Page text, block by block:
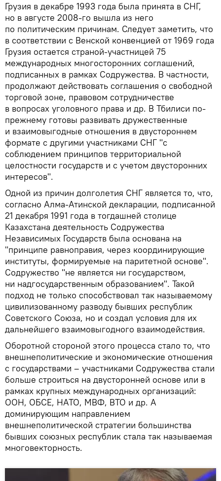
Грузия в декабре 1993 года была принята в СНГ,
но в августе 2008-го вышла из него
по политическим причинам. Следует заметить, что
в соответствии с Венской конвенцией от 1969 года
Грузия остается страной-участницей 75
международных многосторонних соглашений,
подписанных в рамках Содружества. В частности,
продолжают действовать соглашения о свободной
торговой зоне, правовом сотрудничестве
в вопросах уголовного права и др. В Тбилиси по-
прежнему готовы развивать дружественные
и взаимовыгодные отношения в двустороннем
формате с другими участниками СНГ "с
соблюдением принципов территориальной
целостности государств и с учетом двусторонних
интересов".
Одной из причин долголетия СНГ является то, что,
согласно Алма-Атинской декларации, подписанной
21 декабря 1991 года в тогдашней столице
Казахстана деятельность Содружества
Независимых Государств была основана на
"принципе равноправия, через координирующие
институты, формируемые на паритетной основе".
Содружество "не является ни государством,
ни надгосударственным образованием". Такой
подход не только способствовал так называемому
цивилизованному разводу бывших республик
Советского Союза, но и создал условия для их
дальнейшего взаимовыгодного взаимодействия.
Оборотной стороной этого процесса стало то, что
внешнеполитические и экономические отношения
с государствами – участниками Содружества стали
больше строиться на двусторонней основе или в
рамках крупных международных организаций:
ООН, ОБСЕ, НАТО, МВФ, ВТО и др. А
доминирующим направлением
внешнеполитической стратегии большинства
бывших союзных республик стала так называемая
многовекторность.